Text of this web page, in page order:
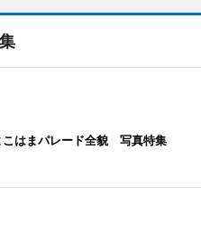
こはまパレード全貌 写真特集